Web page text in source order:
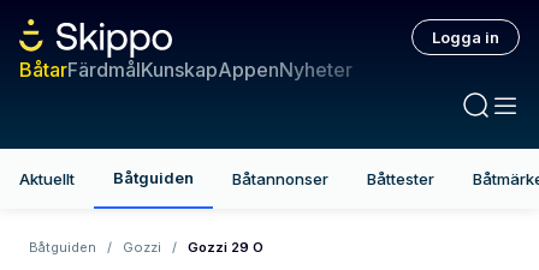
BåtarFärdmålKunskapAppenNyheter
Logga in
Aktuellt Båtguiden Båtannonser Båttester
Båtguiden / Gozzi / Gozzi 29 O